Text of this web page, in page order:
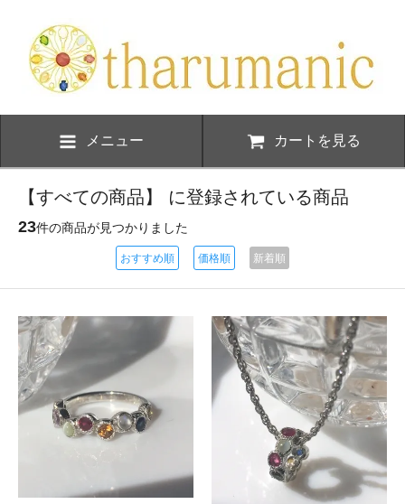
メニュー カートを見る
【すべての商品】 に登録されている商品
23件の商品が見つかりました
おすすめ順 価格順 新着順